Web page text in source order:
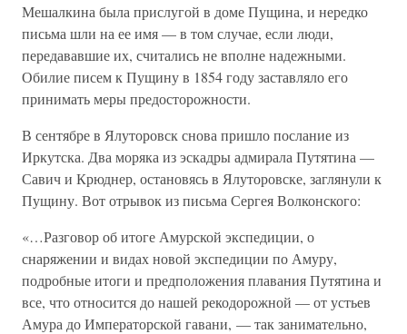
Мешалкина была прислугой в доме Пущина, и нередко
письма шли на ее имя — в том случае, если люди,
передававшие их, считались не вполне надежными.
Обилие писем к Пущину в 1854 году заставляло его
принимать меры предосторожности.
В сентябре в Ялуторовск снова пришло послание из
Иркутска. Два моряка из эскадры адмирала Путятина —
Савич и Крюднер, остановясь в Ялуторовске, заглянули к
Пущину. Вот отрывок из письма Сергея Волконского:
«…Разговор об итоге Амурской экспедиции, о
снаряжении и видах новой экспедиции по Амуру,
подробные итоги и предположения плавания Путятина и
все, что относится до нашей рекодорожной — от устьев
Амура до Императорской гавани, — так занимательно,